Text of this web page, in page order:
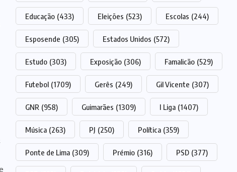
Educação (433) Eleições (523) Escolas (244)
Esposende (305) Estados Unidos (572)
Estudo (303) Exposição (306) Famalicão (529)
Futebol (1709) Gerês (249) Gil Vicente (307)
GNR (958) Guimarães (1309) I Liga (1407)
Música (263) PJ (250) Política (359)
Ponte de Lima (309) Prémio (316) PSD (377)